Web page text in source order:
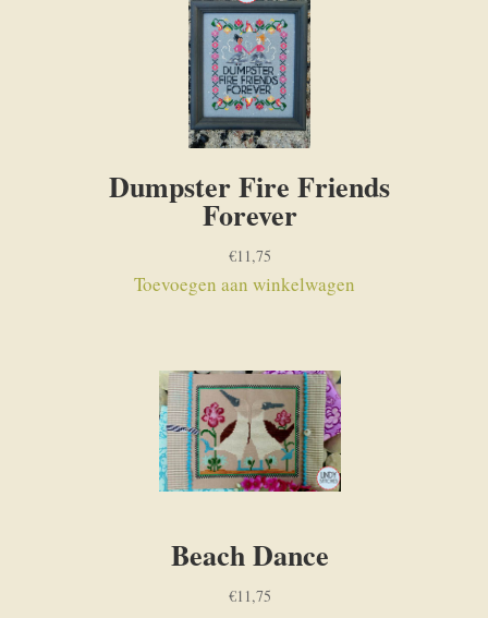
Dumpster Fire Friends
Forever
€11,75
Toevoegen aan winkelwagen
Beach Dance
€11,75